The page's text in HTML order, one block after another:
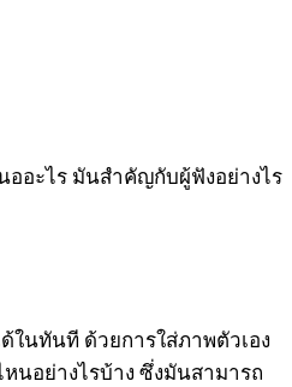
อะไร มันสำคัญกับผู้ฟังอย่างไร
ในทันที ด้วยการใส่ภาพตัวเอง
นอย่างไรบ้าง ซึ่งมันสามารถ